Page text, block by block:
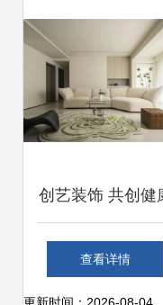
创艺装饰 共创健
品质，打造绿色生
查看详情